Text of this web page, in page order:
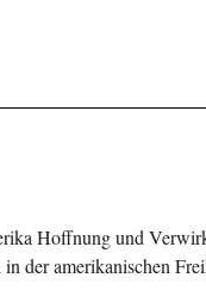
Hoffnung und
in der amerikanischen